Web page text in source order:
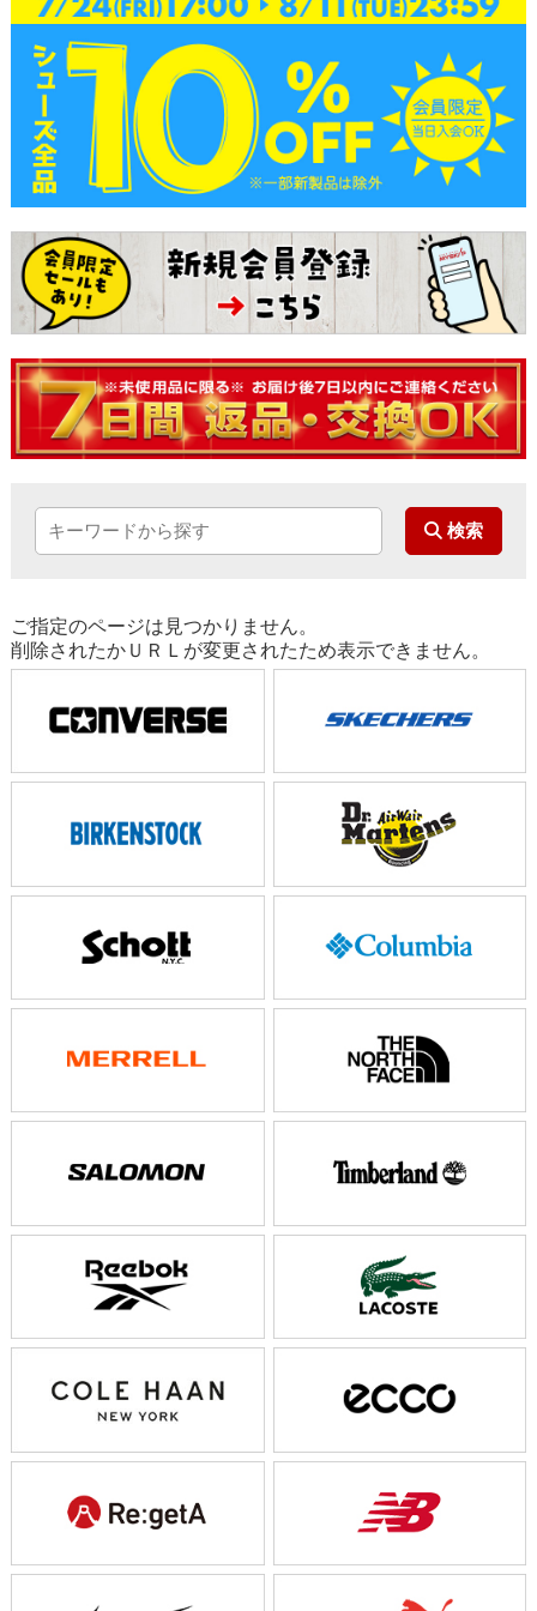
ご指定のページは見つかりません。
削除されたかＵＲＬが変更されたため表示できません。